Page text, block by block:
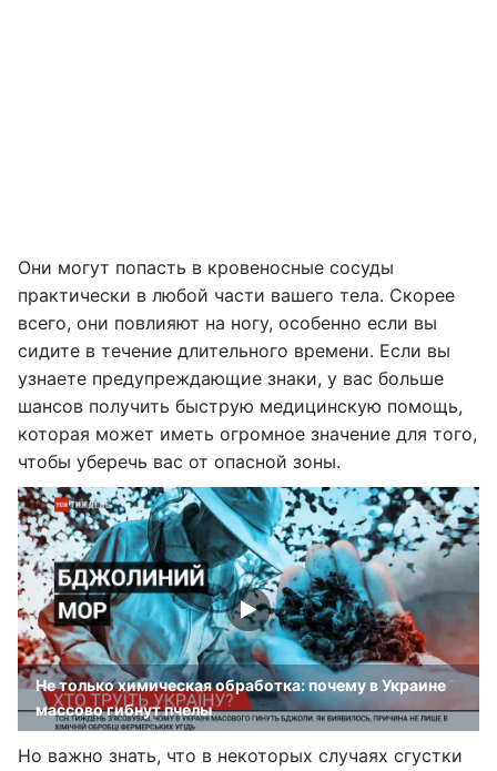
Они могут попасть в кровеносные сосуды
практически в любой части вашего тела. Скорее
всего, они повлияют на ногу, особенно если вы
сидите в течение длительного времени. Если вы
узнаете предупреждающие знаки, у вас больше
шансов получить быструю медицинскую помощь,
которая может иметь огромное значение для того,
чтобы уберечь вас от опасной зоны.
Не только химическая обработка: почему в Украине
массово гибнут пчелы
Но важно знать, что в некоторых случаях сгустки